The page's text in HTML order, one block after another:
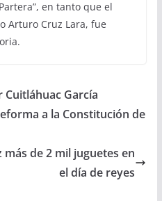
en tanto que el
Arturo Cruz Lara, fue
García
a la Constitución de
más de 2 mil juguetes en
el día de reyes